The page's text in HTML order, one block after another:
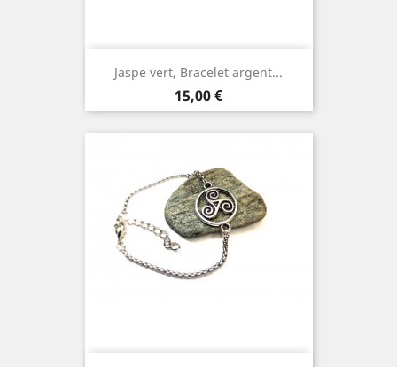
Jaspe vert, Bracelet argent...
Prix
15,00 €